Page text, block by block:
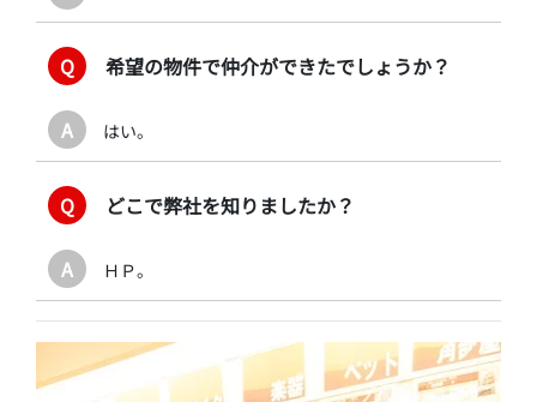
Q 希望の物件で仲介ができたでしょうか？
A はい。
Q どこで弊社を知りましたか？
A ＨＰ。